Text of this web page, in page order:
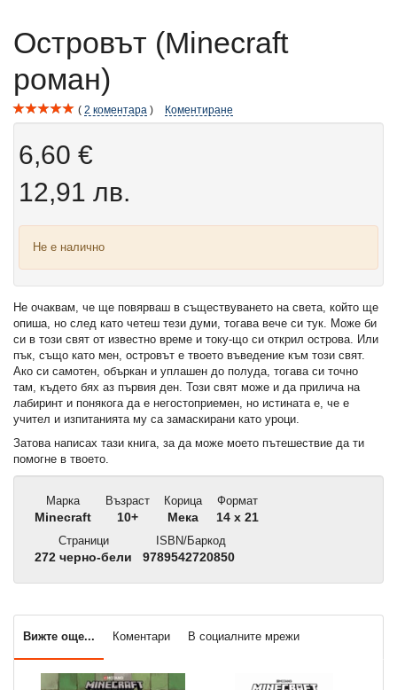
Островът (Minecraft
роман)
2 коментара Коментиране
6,60 €
12,91 лв.
Не е налично
Не очаквам, че ще повярваш в съществуването на света, който ще
опиша, но след като четеш тези думи, тогава вече си тук. Може би
си в този свят от известно време и току-що си открил острова. Или
пък, също като мен, островът е твоето въведение към този свят.
Ако си самотен, объркан и уплашен до полуда, тогава си точно
там, където бях аз първия ден. Този свят може и да прилича на
лабиринт и понякога да е негостоприемен, но истината е, че е
учител и изпитанията му са замаскирани като уроци.
Затова написах тази книга, за да може моето пътешествие да ти
помогне в твоето.
Марка
Minecraft
Възраст
10+
Корица
Мека
Формат
14 x 21
Страници
272 черно-бели
ISBN/Баркод
9789542720850
Вижте още... Коментари В социалните мрежи